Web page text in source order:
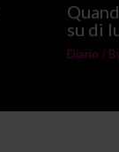
su di
Diario /